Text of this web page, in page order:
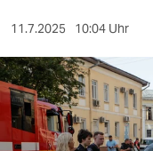
sport
berlin
nord
11.7.2025 10:04 Uhr